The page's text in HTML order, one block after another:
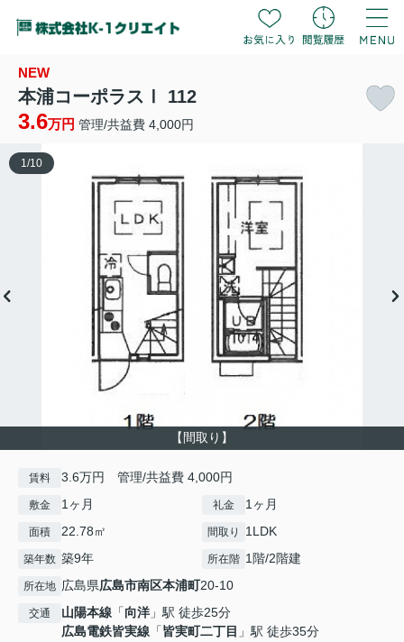
NEW
本浦コーポラスⅠ 112
3.6万円 管理/共益費 4,000円
【間取り】
1 /10
賃料 3.6万円 管理/共益費 4,000円
敷金 1ヶ月 礼金 1ヶ月
面積 22.78㎡ 間取り 1LDK
築年数 築9年 所在階 1階/2階建
所在地 広島県広島市南区本浦町20-10
交通 山陽本線 「向洋 」駅 徒歩25分
広島電鉄皆実線 「皆実町二丁目 」駅 徒歩35分